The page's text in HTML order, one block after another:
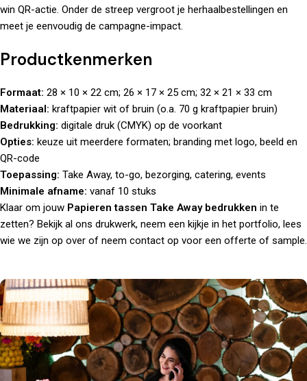
win QR-actie. Onder de streep vergroot je herhaalbestellingen en
meet je eenvoudig de campagne-impact.
Productkenmerken
Formaat: 28 × 10 × 22 cm; 26 × 17 × 25 cm; 32 × 21 × 33 cm
Materiaal: kraftpapier wit of bruin (o.a. 70 g kraftpapier bruin)
Bedrukking: digitale druk (CMYK) op de voorkant
Opties: keuze uit meerdere formaten; branding met logo, beeld en
QR-code
Toepassing: Take Away, to-go, bezorging, catering, events
Minimale afname: vanaf 10 stuks
Klaar om jouw Papieren tassen Take Away bedrukken in te
zetten? Bekijk al ons drukwerk, neem een kijkje in het portfolio, lees
wie we zijn op over of neem contact op voor een offerte of sample.